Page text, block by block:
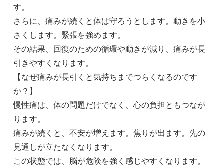
す。
さらに、痛みが続くと体は守ろうとします。動きを小
さくします。緊張を強めます。
その結果、回復のための循環や動きが減り、痛みが長
引きやすくなります。
【なぜ痛みが長引くと気持ちまでつらくなるのです
か？】
慢性痛は、体の問題だけでなく、心の負担ともつなが
ります。
痛みが続くと、不安が増えます。焦りが出ます。先の
見通しが立たなくなります。
この状態では、脳が危険を強く感じやすくなります。